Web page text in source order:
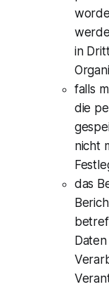
in
falls
die
nicht
das